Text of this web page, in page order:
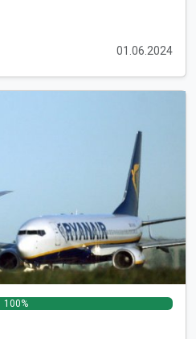
01.06.2024
100%